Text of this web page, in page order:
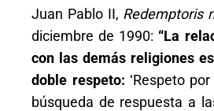
Juan Pablo II, Redemptoris
diciembre de 1990: “La
con las demás religiones
doble respeto: ‘Respeto
búsqueda de respuesta a